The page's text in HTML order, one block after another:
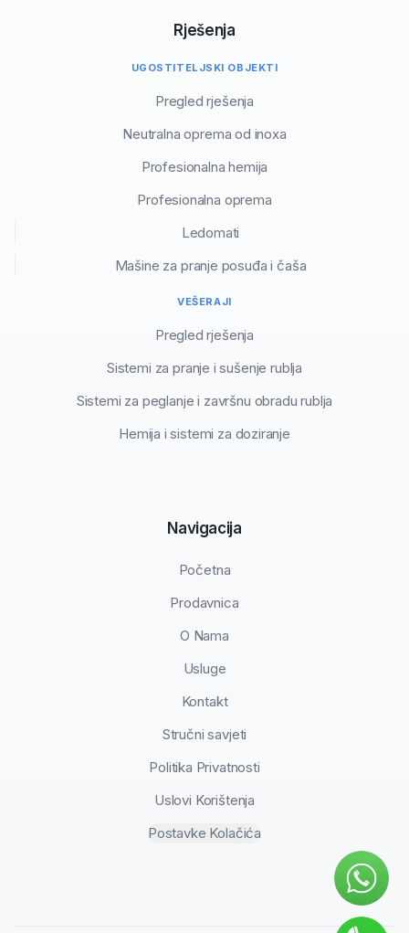
Rješenja
UGOSTITELJSKI OBJEKTI
Pregled rješenja
Neutralna oprema od inoxa
Profesionalna hemija
Profesionalna oprema
Ledomati
Mašine za pranje posuđa i čaša
VEŠERAJI
Pregled rješenja
Sistemi za pranje i sušenje rublja
Sistemi za peglanje i završnu obradu rublja
Hemija i sistemi za doziranje
Navigacija
Početna
Prodavnica
O Nama
Usluge
Kontakt
Stručni savjeti
Politika Privatnosti
Uslovi Korištenja
Postavke Kolačića